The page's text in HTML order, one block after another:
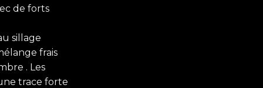
de forts
sillage
frais
. Les
trace forte